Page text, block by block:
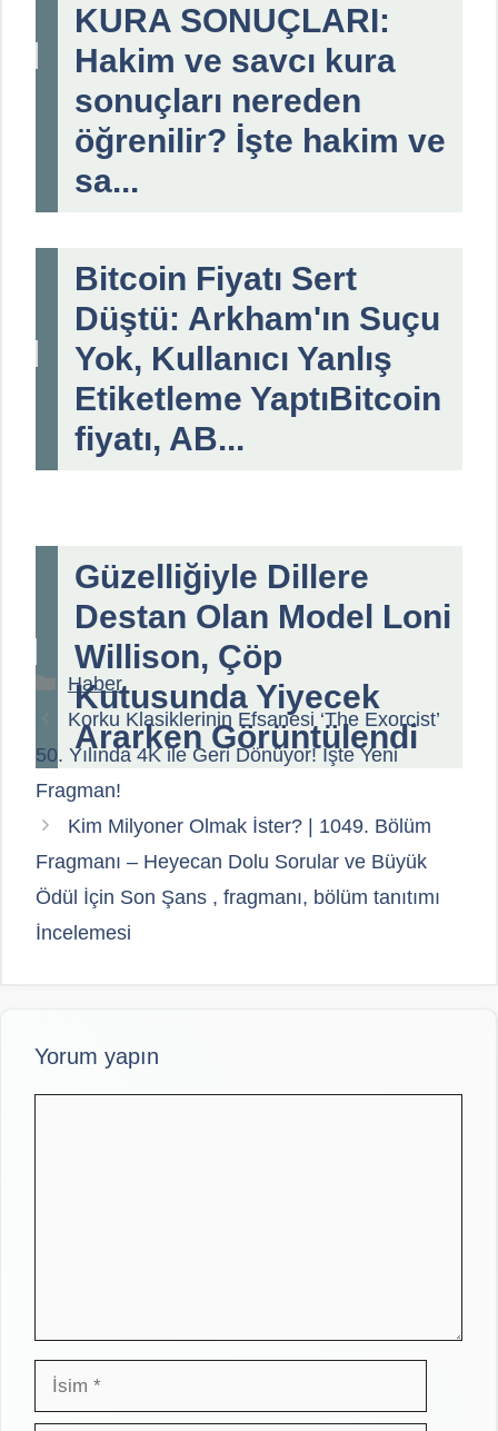
KURA SONUÇLARI:
Hakim ve savcı kura
sonuçları nereden
öğrenilir? İşte hakim ve
sa...
Bitcoin Fiyatı Sert
Düştü: Arkham'ın Suçu
Yok, Kullanıcı Yanlış
Etiketleme YaptıBitcoin
fiyatı, AB...
Güzelliğiyle Dillere
Destan Olan Model Loni
Willison, Çöp
Kutusunda Yiyecek
Ararken Görüntülendi
Kategoriler
Haber
Korku Klasiklerinin Efsanesi ‘The Exorcist’
50. Yılında 4K ile Geri Dönüyor! İşte Yeni
Fragman!
Kim Milyoner Olmak İster? | 1049. Bölüm
Fragmanı – Heyecan Dolu Sorular ve Büyük
Ödül İçin Son Şans , fragmanı, bölüm tanıtımı
İncelemesi
Yorum yapın
İsim